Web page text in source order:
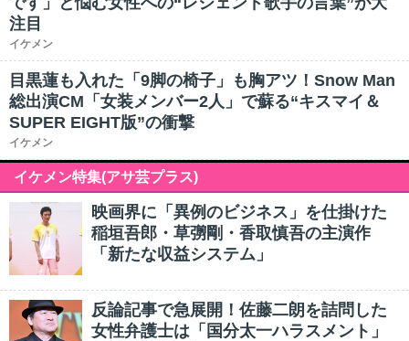
注目
イケメン
目黒蓮も入れた「9脚の椅子」も胸アツ！Snow Man
総出演CM「女装メンバー2人」で蘇る“キスマイ＆
SUPER EIGHT版”の衝撃
イケメン
イケメン特集(アサ芸プラス)
映画界に「異例のビジネス」を仕掛けた
稲垣吾郎・草彅剛・香取慎吾の主演作
「新たな収益システム」
反論記事で急展開！佐藤二朗を詰問した
女性弁護士は「国分太一ハラスメント」